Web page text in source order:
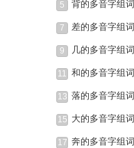
5 背的多音字组词
7 差的多音字组词
9 几的多音字组词
11 和的多音字组词
13 落的多音字组词
15 大的多音字组词
17 奔的多音字组词